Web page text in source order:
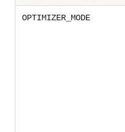
OPTIMIZER_MODE